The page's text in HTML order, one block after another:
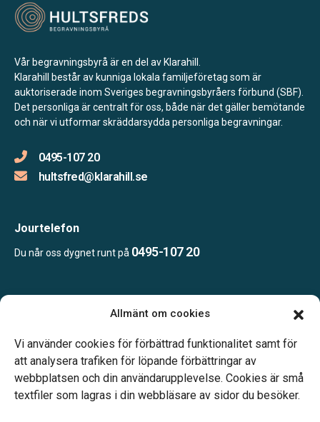
Allmänt om cookies
Vi använder cookies för förbättrad funktionalitet samt för
att analysera trafiken för löpande förbättringar av
webbplatsen och din användarupplevelse. Cookies är små
textfiler som lagras i din webbläsare av sidor du besöker.
Vår begravningsbyrå är en del av Klarahill.
Klarahill består av kunniga lokala familjeföretag som är
auktoriserade inom Sveriges begravningsbyråers förbund (SBF).
Det personliga är centralt för oss, både när det gäller bemötande
och när vi utformar skräddarsydda personliga begravningar.
0495-107 20
hultsfred@klarahill.se
Jourtelefon
Du når oss dygnet runt på 0495-107 20
Telefonjour dygnet runt.